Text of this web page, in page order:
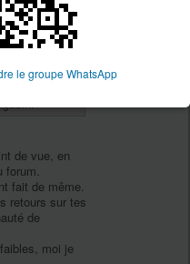
le groupe WhatsApp
du
de vue, en
forum.
fait de même.
retours sur tes
de
moi je